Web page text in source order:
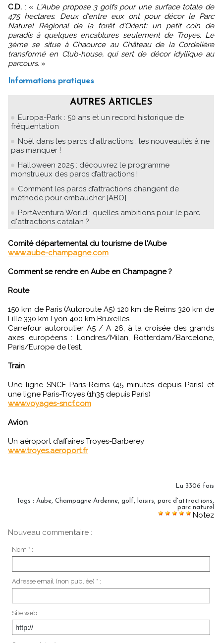
C.D. : « L'Aube propose 3 golfs pour une surface totale de
475 hectares. Deux d'entre eux ont pour décor le Parc
Naturel Régional de la forêt d'Orient: un petit coin de
paradis à quelques encablures seulement de Troyes. Le
3ème se situe à Chaource au Château de la Cordelière
transformé en Club-house, qui sert de décor idyllique au
parcours. »
Informations pratiques
AUTRES ARTICLES
Europa-Park : 50 ans et un record historique de
fréquentation
Noël dans les parcs d'attractions : les nouveautés à ne
pas manquer !
Halloween 2025 : découvrez le programme
monstrueux des parcs d’attractions !
Comment les parcs d’attractions changent de
méthode pour embaucher [ABO]
PortAventura World : quelles ambitions pour le parc
d'attractions catalan ?
Comité départemental du tourisme de l'Aube
www.aube-champagne.com
Comment se rendre en Aube en Champagne ?
Route
150 km de Paris (Autoroute A5) 120 km de Reims 320 km de
Lille 330 km Lyon 400 km Bruxelles
Carrefour autoroutier A5 / A 26, à la croisée des grands
axes européens : Londres/Milan, Rotterdam/Barcelone,
Paris/Europe de l’est.
Train
Une ligne SNCF Paris-Reims (45 minutes depuis Paris) et
une ligne Paris-Troyes (1h35 depuis Paris)
www.voyages-sncf.com
Avion
Un aéroport d’affaires Troyes-Barberey
www.troyes.aeroport.fr
Lu 3306 fois
Tags : Aube Champagne-Ardenne golf loisirs parc d'attractions
parc naturel
Notez
Nouveau commentaire :
Nom * :
Adresse email (non publiée) * :
Site web :